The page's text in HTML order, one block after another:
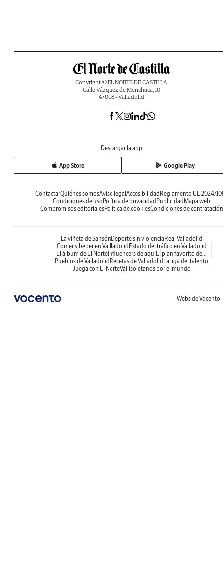
Copyright © EL NORTE DE CASTILLA
Calle Vázquez de Menchaca, 10
47008 - Valladolid
Descargar la app
App Store Google Play
ContactarQuiénes somosAviso legal Accesibilidad Reglamento UE 2024/
Condiciones de uso Política de privacidad Publicidad Mapa web
Compromisos editorialesPolítica de cookiesCondiciones de contratación
La viñeta de Sansón Deporte sin violencia Real Valladolid
Comer y beber en Vallladolid Estado del tráfico en Valladolid
El álbum de El NorteInfluencers de aquíEl plan favorito de...
Pueblos de Valladolid Recetas de Valladolid La liga del talento
Juega con El NorteVallisoletanos por el mundo
Webs de Vocento